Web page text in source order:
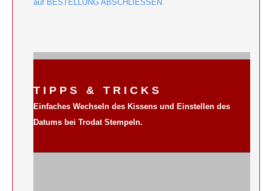
auf BESTELLUNG ABSCHLIESSEN.
T I P P S & T R I C K S
Einfaches Wechseln des Kissens und Einstellen des
Datums bei Trodat Stempeln.